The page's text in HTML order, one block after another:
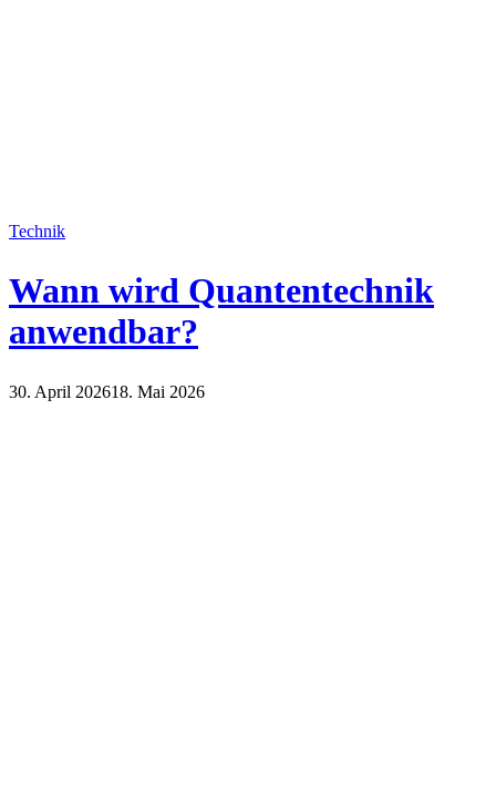
Technik
Wann wird Quantentechnik
anwendbar?
30. April 202618. Mai 2026